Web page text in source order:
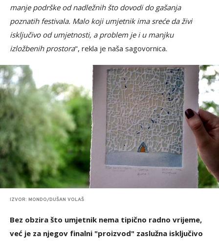
manje podrške od nadležnih što dovodi do gašanja
poznatih festivala. Malo koji umjetnik ima sreće da živi
isključivo od umjetnosti, a problem je i u manjku
izložbenih prostora", rekla je naša sagovornica.
IZVOR: MONDO/DUŠAN VOLAŠ
Bez obzira što umjetnik nema tipično radno vrijeme,
već je za njegov finalni "proizvod" zaslužna isključivo